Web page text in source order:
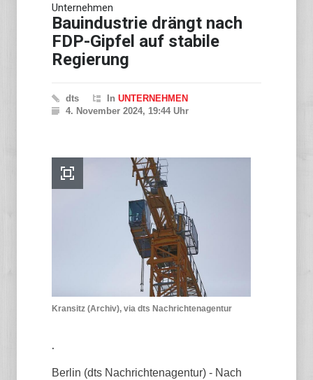
Unternehmen
Bauindustrie drängt nach
FDP-Gipfel auf stabile
Regierung
dts In UNTERNEHMEN
4. November 2024, 19:44 Uhr
Kransitz (Archiv), via dts Nachrichtenagentur
.
Berlin (dts Nachrichtenagentur) - Nach